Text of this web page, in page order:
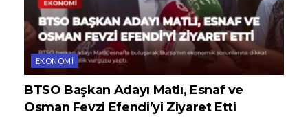
EKONOMI
BTSO Başkan Adayı Matlı, Esnaf ve
Osman Fevzi Efendi’yi Ziyaret Etti